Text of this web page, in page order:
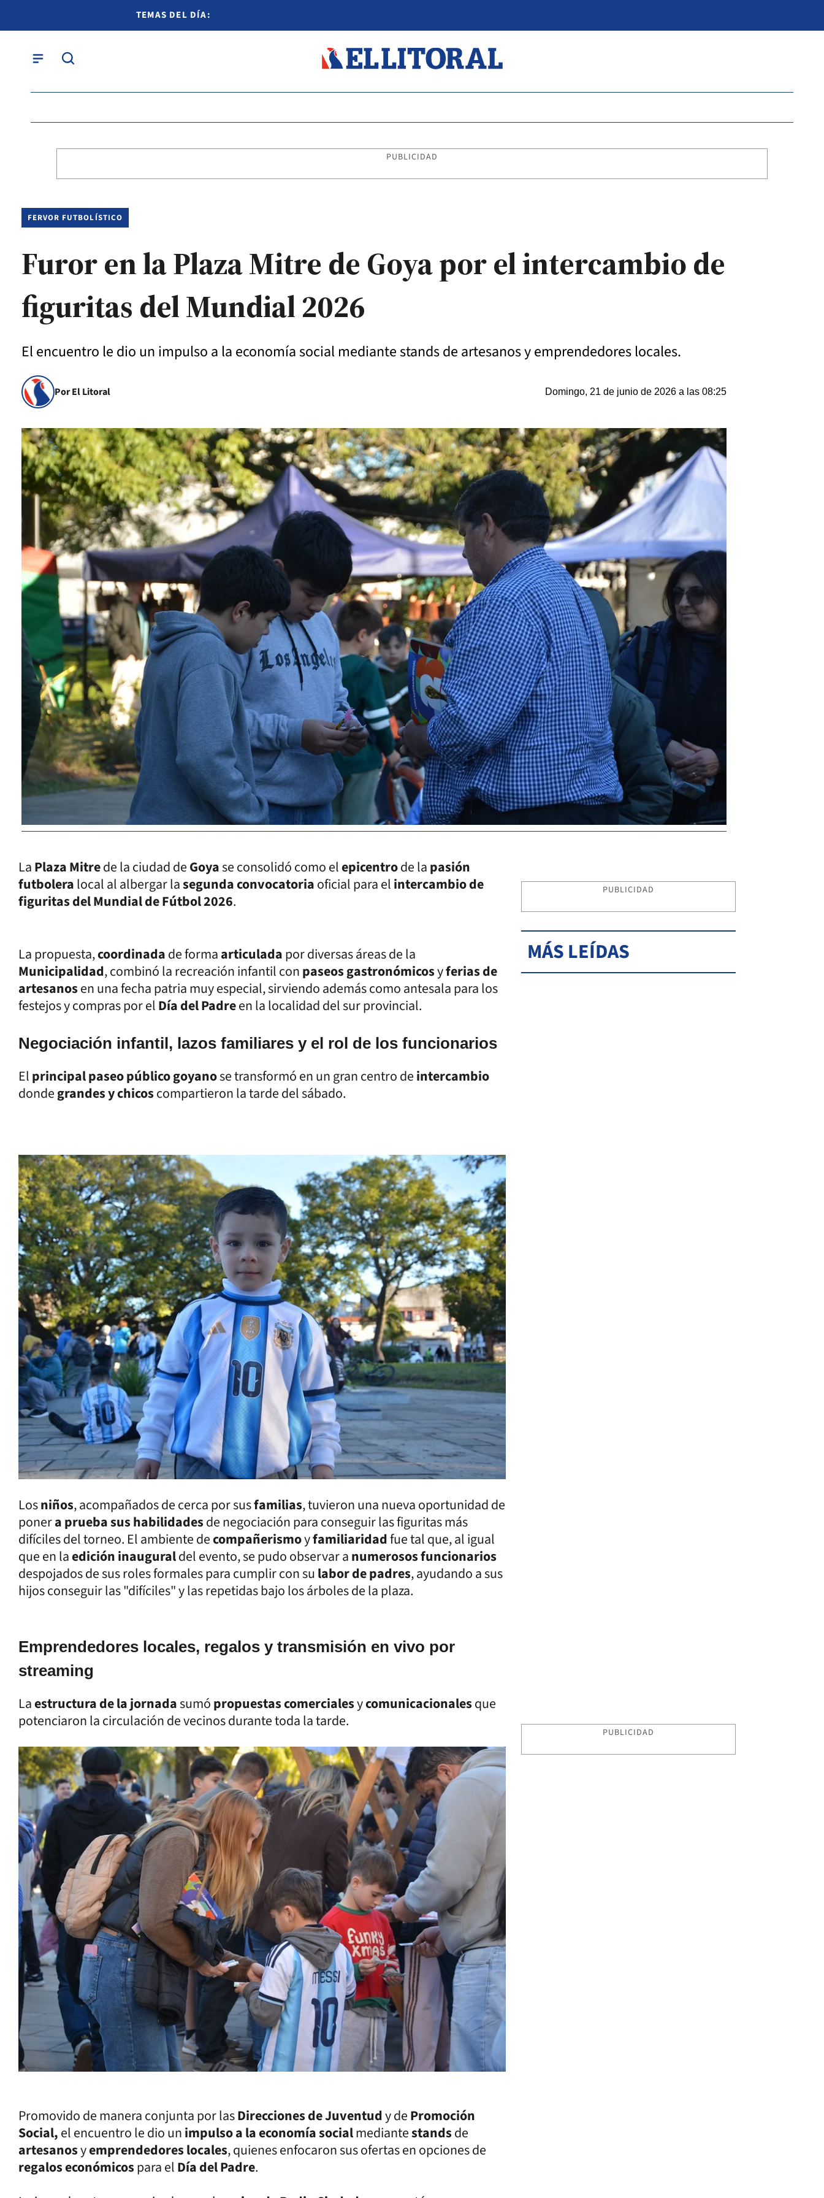
TEMAS DEL DÍA:
PUBLICIDAD
FERVOR FUTBOLÍSTICO
Furor en la Plaza Mitre de Goya por el intercambio de
figuritas del Mundial 2026
El encuentro le dio un impulso a la economía social mediante stands de artesanos y emprendedores locales.
Por El Litoral Domingo, 21 de junio de 2026 a las 08:25
LaPlaza Mitrede la ciudad deGoyase consolidó como elepicentrode lapasión
futboleralocal al albergar lasegunda convocatoriaoficial para elintercambio de
figuritas del Mundial de Fútbol 2026.
La propuesta,coordinadade formaarticuladapor diversas áreas de la
Municipalidad, combinó la recreación infantil conpaseos gastronómicosyferias de
artesanosen una fecha patria muy especial, sirviendo además como antesala para los
festejos y compras por elDía del Padreen la localidad del sur provincial.
Negociación infantil, lazos familiares y el rol de los funcionarios
Elprincipal paseo público goyanose transformó en un gran centro deintercambio
dondegrandes y chicoscompartieron la tarde del sábado.
Losniños, acompañados de cerca por susfamilias, tuvieron una nueva oportunidad de
ponera prueba sus habilidadesde negociación para conseguir las figuritas más
difíciles del torneo. El ambiente decompañerismoyfamiliaridadfue tal que, al igual
que en laedición inauguraldel evento, se pudo observar anumerosos funcionarios
despojados de sus roles formales para cumplir con sulabor de padres, ayudando a sus
hijos conseguir las "difíciles" y las repetidas bajo los árboles de la plaza.
Emprendedores locales, regalos y transmisión en vivo por
streaming
Laestructura de la jornadasumópropuestas comercialesycomunicacionalesque
potenciaron la circulación de vecinos durante toda la tarde.
Promovido de manera conjunta por lasDirecciones de Juventudy dePromoción
Social,el encuentro le dio unimpulso a la economía socialmediantestandsde
artesanosyemprendedores locales, quienes enfocaron sus ofertas en opciones de
regalos económicospara elDía del Padre.
PUBLICIDAD
MÁS LEÍDAS
PUBLICIDAD